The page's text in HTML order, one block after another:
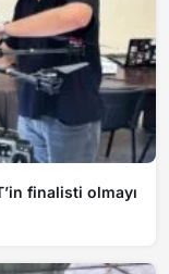
finalisti olmayı